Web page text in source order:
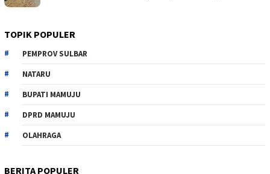
TOPIK POPULER
PEMPROV SULBAR
NATARU
BUPATI MAMUJU
DPRD MAMUJU
OLAHRAGA
BERITA POPULER